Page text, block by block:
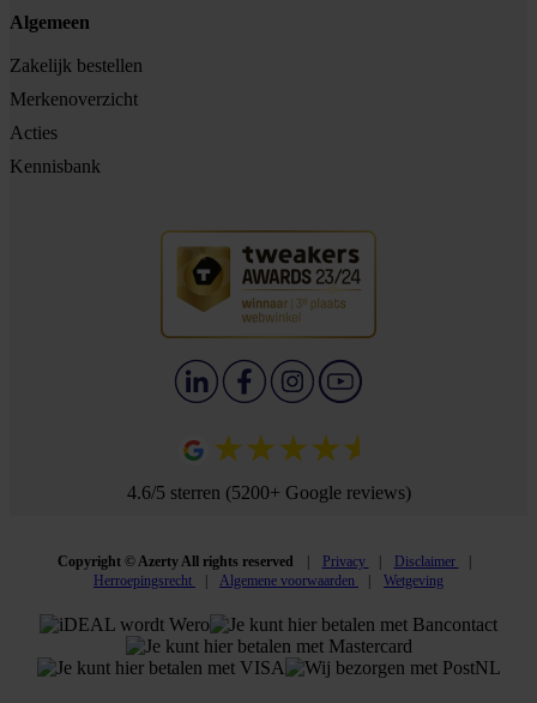
Algemeen
Zakelijk bestellen
Merkenoverzicht
Acties
Kennisbank
4.6/5 sterren (5200+ Google reviews)
Copyright © Azerty All rights reserved Privacy
Disclaimer
Herroepingsrecht
Algemene voorwaarden Wetgeving